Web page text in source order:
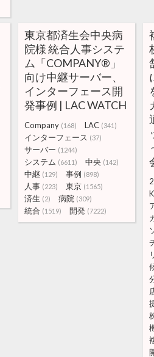
東京都済生会中央病
院様 統合人事システ
ム「COMPANY®」
向け中継サーバー、
インターフェース開
発事例 | LAC WATCH
Company (168) LAC (341)
インターフェース (37)
サーバー (1244)
システム (6611) 中央 (142)
中継 (129) 事例 (898)
人事 (223) 東京 (1565)
済生 (2) 病院 (309)
統合 (1519) 開発 (7222)